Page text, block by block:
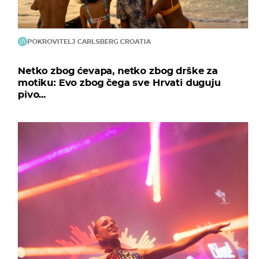
POKROVITELJ CARLSBERG CROATIA
Netko zbog ćevapa, netko zbog drške za
motiku: Evo zbog čega sve Hrvati duguju
pivo...